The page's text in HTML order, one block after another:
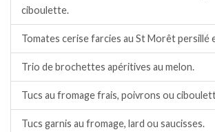
ciboulette.
Tomates cerise farcies au St Morêt persillé
Trio de brochettes apéritives au melon.
Tucs au fromage frais, poivrons ou
Tucs garnis au fromage, lard ou saucisses.